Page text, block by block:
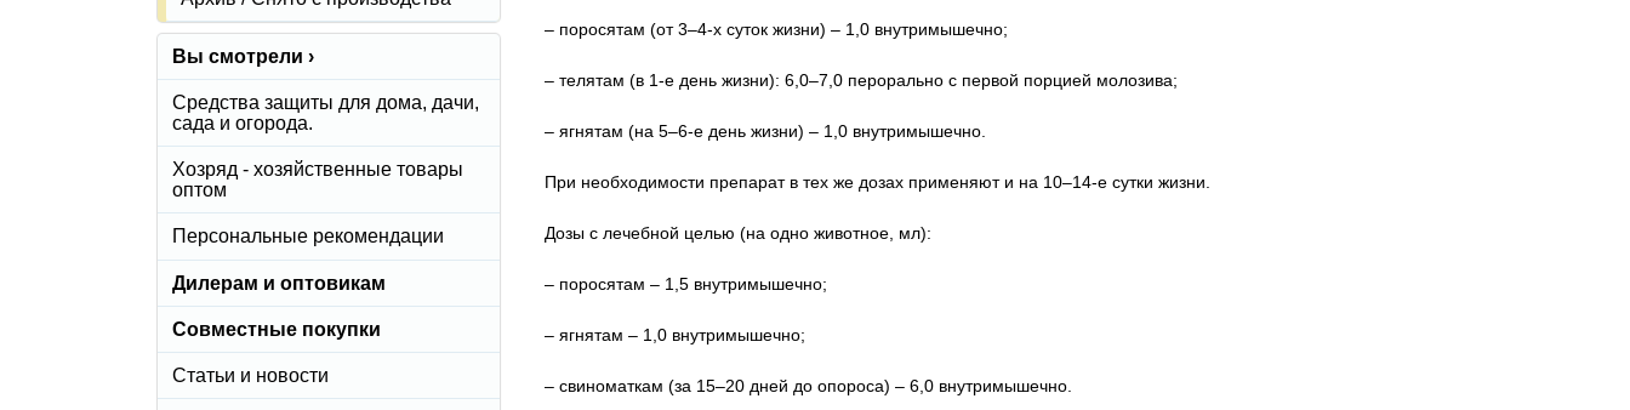
– поросятам (от 3–4-х суток жизни) – 1,0 внутримышечно;
– телятам (в 1-е день жизни): 6,0–7,0 перорально с первой порцией молозива;
– ягнятам (на 5–6-е день жизни) – 1,0 внутримышечно.
При необходимости препарат в тех же дозах применяют и на 10–14-е сутки жизни.
Дозы с лечебной целью (на одно животное, мл):
– поросятам – 1,5 внутримышечно;
– ягнятам – 1,0 внутримышечно;
– свиноматкам (за 15–20 дней до опороса) – 6,0 внутримышечно.
Вы смотрели ›
Средства защиты для дома, дачи,
сада и огорода.
Хозряд - хозяйственные товары
оптом
Персональные рекомендации
Дилерам и оптовикам
Совместные покупки
Статьи и новости